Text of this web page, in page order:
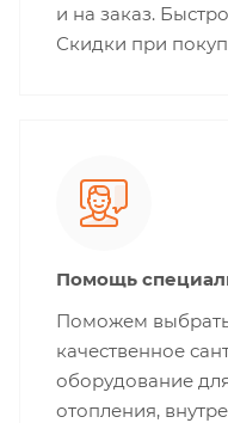
и на заказ.
Скидки при
Помощь
Поможем
качественное
оборудование
отопления,